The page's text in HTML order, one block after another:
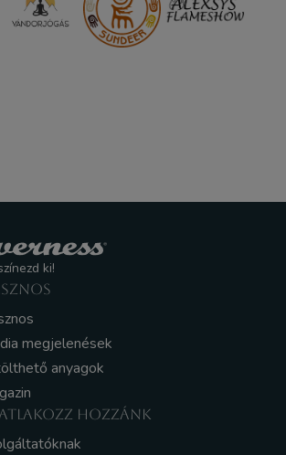
ki!
megjelenések
anyagok
HOZZÁNK